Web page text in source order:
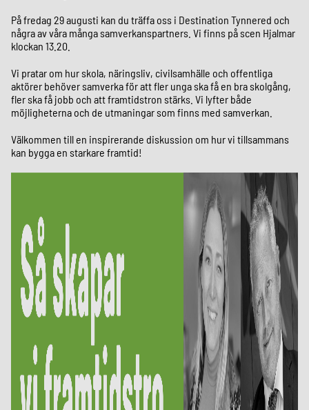
På fredag 29 augusti kan du träffa oss i Destination Tynnered och
några av våra många samverkanspartners. Vi finns på scen Hjalmar
klockan 13.20.
Vi pratar om hurskola, näringsliv, civilsamhälle och offentliga
aktörer behöver samverka för att fler unga ska få en bra skolgång,
fler ska få jobb och att framtidstron stärks. Vi lyfter både
möjligheterna och de utmaningar som finns med samverkan.
Välkommen till en inspirerande diskussion om hur vi tillsammans
kan bygga en starkare framtid!